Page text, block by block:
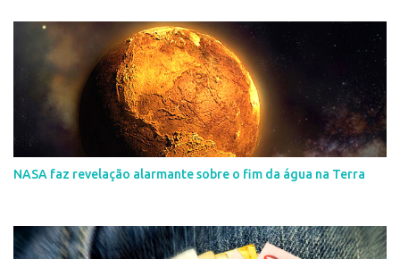
NASA faz revelação alarmante sobre o fim da água na Terra